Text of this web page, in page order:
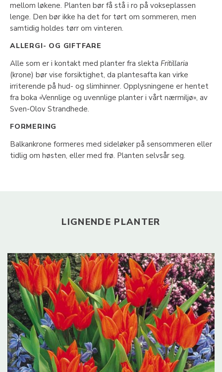
mellom løkene. Planten bør få stå i ro på vokseplassen
lenge. Den bør ikke ha det for tørt om sommeren, men
samtidig holdes tørr om vinteren.
ALLERGI- OG GIFTFARE
Alle som er i kontakt med planter fra slekta Fritillaria
(krone) bør vise forsiktighet, da plantesafta kan virke
irriterende på hud- og slimhinner. Opplysningene er hentet
fra boka «Vennlige og uvennlige planter i vårt nærmiljø», av
Sven-Olov Strandhede.
FORMERING
Balkankrone formeres med sideløker på sensommeren eller
tidlig om høsten, eller med frø. Planten selvsår seg.
LIGNENDE PLANTER